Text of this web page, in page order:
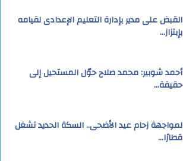
القبض على مدير بإدارة التعليم الإعدادى لقيامه
بإبتزاز…
أحمد شوبير: محمد صلاح حوّل المستحيل إلى
حقيقة…
لمواجهة زحام عيد الأضحى.. السكة الحديد تشغل
قطارًا…